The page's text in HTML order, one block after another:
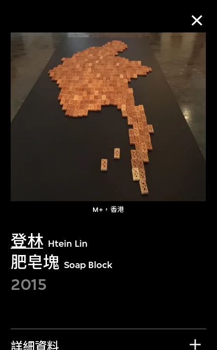
M+，香港
登林 Htein Lin
肥皂塊 Soap Block
2015
詳細資料
M+藏品
進一步篩選
探索世界頂級的二十及二十一世紀視覺